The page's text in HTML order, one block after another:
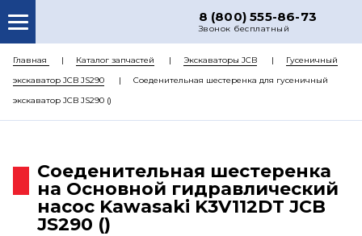
8 (800) 555-86-73
Звонок бесплатный
О НАС
КАТАЛОГ ЗАПЧАСТЕЙ
РЕМОНТ
ЦЕНЫ
КОНТАКТЫ
Главная Каталог запчастей Экскаваторы JCB
Гусеничный
экскаватор JCB JS290
Соеденительная шестеренка для гусеничный
экскаватор JCB JS290 ()
Соеденительная шестеренка
на Основной гидравлический
насос Kawasaki K3V112DT JCB
JS290 ()